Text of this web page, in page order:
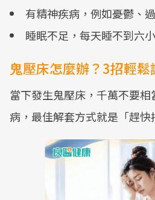
有精神疾病，例如憂鬱、
睡眠不足，每天睡不到六
鬼壓床怎麼辦？3招輕鬆
當下發生鬼壓床，千萬不要
病，最佳解套方式就是「趕快